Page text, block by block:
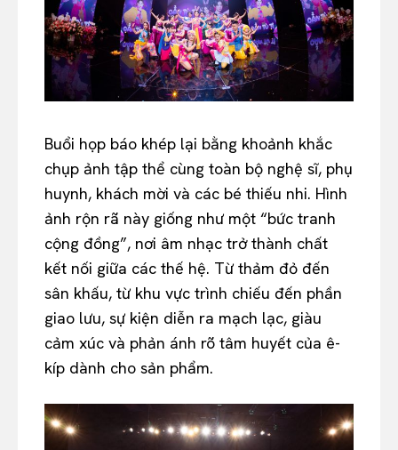
Buổi họp báo khép lại bằng khoảnh khắc
chụp ảnh tập thể cùng toàn bộ nghệ sĩ, phụ
huynh, khách mời và các bé thiếu nhi. Hình
ảnh rộn rã này giống như một “bức tranh
cộng đồng”, nơi âm nhạc trở thành chất
kết nối giữa các thế hệ. Từ thảm đỏ đến
sân khấu, từ khu vực trình chiếu đến phần
giao lưu, sự kiện diễn ra mạch lạc, giàu
cảm xúc và phản ánh rõ tâm huyết của ê-
kíp dành cho sản phẩm.